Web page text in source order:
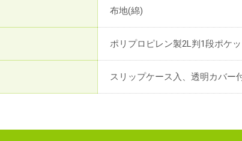
布地(綿)
ポリプロピレン製2L判1段ポケ
スリップケース入、透明カバー